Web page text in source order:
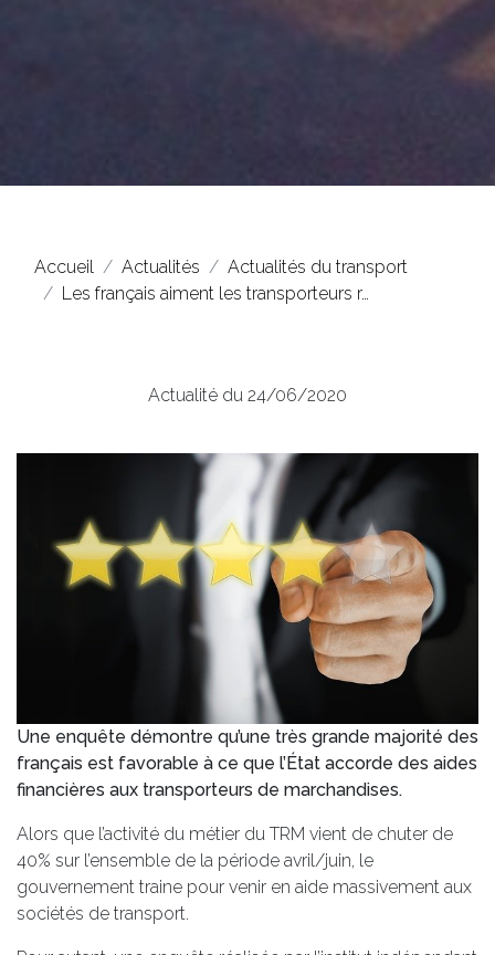
Accueil Actualités
Actualités du transport
Les français aiment les transporteurs r…
Actualité du 24/06/2020
Une enquête démontre qu’une très grande majorité des
français est favorable à ce que l’État accorde des aides
financières aux transporteurs de marchandises.
Alors que l’activité du métier du TRM vient de chuter de
40% sur l’ensemble de la période avril/juin, le
gouvernement traine pour venir en aide massivement aux
sociétés de transport.